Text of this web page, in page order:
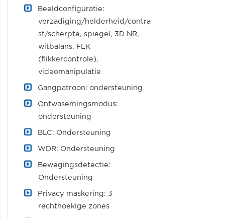
Beeldconfiguratie:
verzadiging/helderheid/contra
st/scherpte, spiegel, 3D NR,
witbalans, FLK
(flikkercontrole),
videomanipulatie
Gangpatroon: ondersteuning
Ontwasemingsmodus:
ondersteuning
BLC: Ondersteuning
WDR: Ondersteuning
Bewegingsdetectie:
Ondersteuning
Privacy maskering: 3
rechthoekige zones